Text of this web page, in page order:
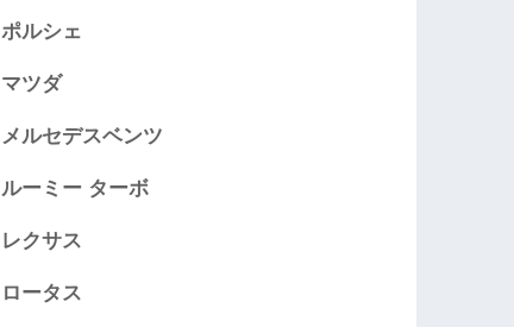
ポルシェ
マツダ
メルセデスベンツ
ルーミー ターボ
レクサス
ロータス